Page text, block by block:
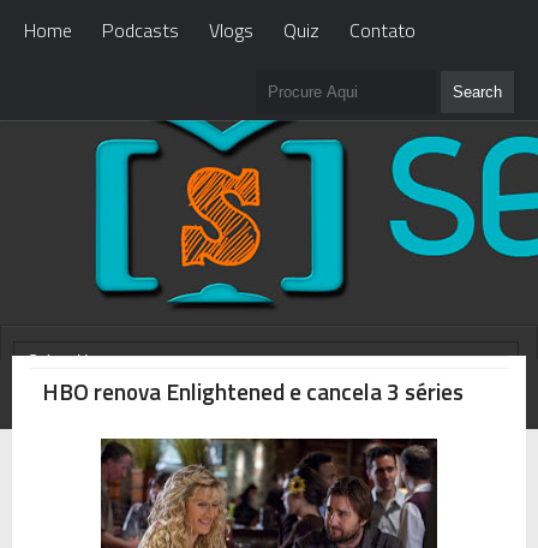
Home Podcasts Vlogs Quiz Contato
WHAT'S NEW? Loading...
HBO renova Enlightened e cancela 3 séries